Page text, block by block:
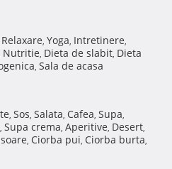
Relaxare, Yoga, Intretinere,
Nutritie, Dieta de slabit, Dieta
, Sala de acasa
, Sos, Salata, Cafea, Supa,
, Supa crema, Aperitive, Desert,
, Ciorba pui, Ciorba burta,